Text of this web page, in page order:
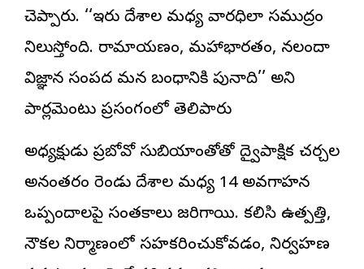
చెప్పారు. ‘‘ఇరు దేశాల మధ్య వారధిలా సముద్రం
నిలుస్తోంది. రామాయణం, మహాభారతం, నలందా
విజ్ఞాన సంపద మన బంధానికి పునాది’’ అని
పార్లమెంటు ప్రసంగంలో తెలిపారు
అధ్యక్షుడు ప్రబోవో సుబియాంతోతో ద్వైపాక్షిక చర్చల
అనంతరం రెండు దేశాల మధ్య 14 అవగాహన
ఒప్పందాలపై సంతకాలు జరిగాయి. కలిసి ఉత్పత్తి,
నౌకల నిర్మాణంలో సహకరించుకోవడం, నిర్వహణ